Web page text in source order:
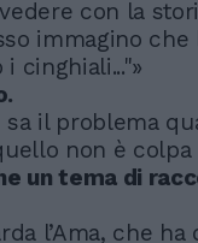
con la
immagino
cinghiali..."»
il problema
non è colpa
un tema di
l’Ama, che